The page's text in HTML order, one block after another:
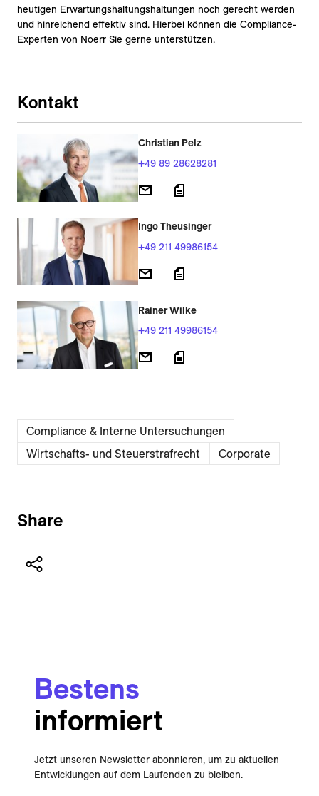
heutigen Erwartungshaltungshaltungen noch gerecht werden
und hinreichend effektiv sind. Hierbei können die Compliance-
Experten von Noerr Sie gerne unterstützen.
Kontakt
Christian Pelz
+49 89 28628281
Ingo Theusinger
+49 211 49986154
Rainer Wilke
+49 211 49986154
Compliance & Interne Untersuchungen
Wirtschafts- und Steuerstrafrecht
Corporate
Share
Bestens
informiert
Jetzt unseren Newsletter abonnieren, um zu aktuellen
Entwicklungen auf dem Laufenden zu bleiben.